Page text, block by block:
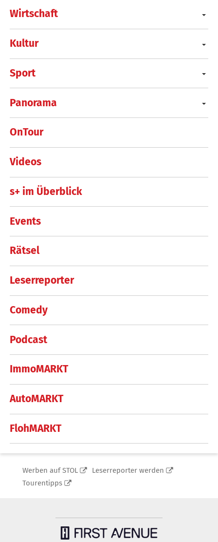
Wirtschaft
Kultur
Sport
Panorama
OnTour
Videos
s+ im Überblick
Events
Rätsel
Leserreporter
Comedy
Podcast
ImmoMARKT
AutoMARKT
FlohMARKT
Werben auf STOL
Leserreporter werden
Tourentipps